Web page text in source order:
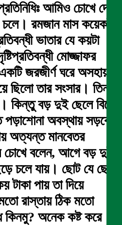
আমিও চোখে দেখি
রমজান মাস কয়েকটা
ভাতার যে কয়টা
মোজ্জাফর
জরজীর্ণ ঘরে অসহায়
ছিলো তার সংসার। তিন
কিন্তু বড় দুই ছেলে বিয়ে
পড়াশোনা অবস্থায় সড়কে
অত্যন্ত মানবেতর
চোখে বলেন, আগে বড় দুই
চলে যায়। ছোট যে ছেলে
পায় তা দিয়ে
রাস্তায় ঠিক মতো
কিনমু? অনেক কষ্ট করে